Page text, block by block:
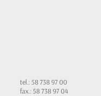
tel.: 58 738 97 00
fax.: 58 738 97 04